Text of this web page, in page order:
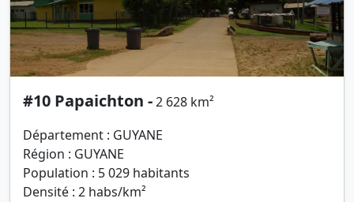
#10 Papaichton -2 628 km²
Département : GUYANE
Région : GUYANE
Population : 5 029 habitants
Densité : 2 habs/km²